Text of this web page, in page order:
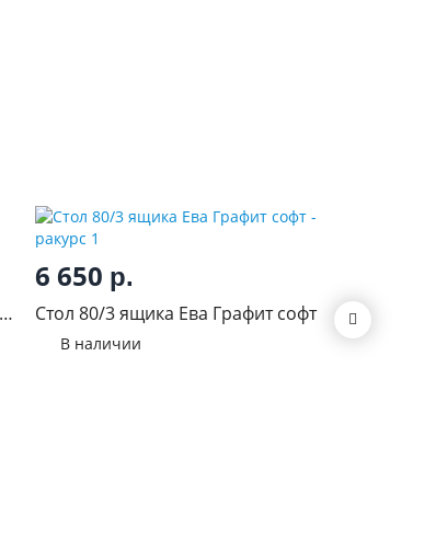
6 650 р.
Стол 80/3 ящика Ева Графит софт
В наличии